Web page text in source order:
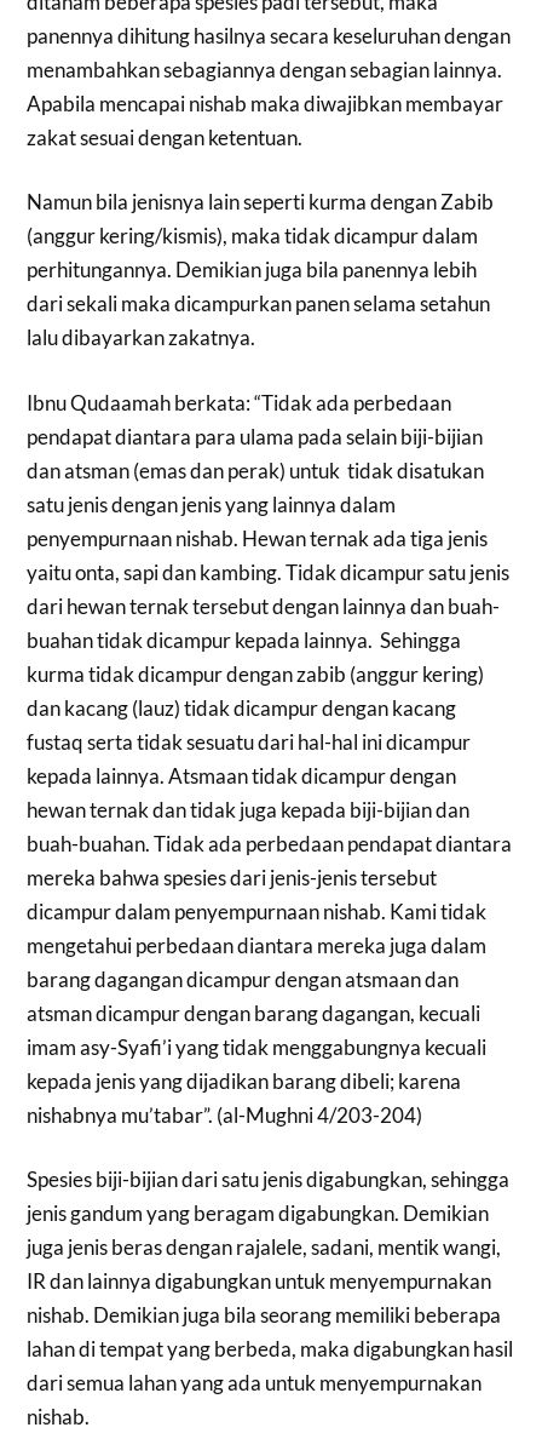
panennya dihitung hasilnya secara keseluruhan dengan
menambahkan sebagiannya dengan sebagian lainnya.
Apabila mencapai nishab maka diwajibkan membayar
zakat sesuai dengan ketentuan.
Namun bila jenisnya lain seperti kurma dengan Zabib
(anggur kering/kismis), maka tidak dicampur dalam
perhitungannya. Demikian juga bila panennya lebih
dari sekali maka dicampurkan panen selama setahun
lalu dibayarkan zakatnya.
Ibnu Qudaamah berkata: “Tidak ada perbedaan
pendapat diantara para ulama pada selain biji-bijian
dan atsman (emas dan perak) untuk tidak disatukan
satu jenis dengan jenis yang lainnya dalam
penyempurnaan nishab. Hewan ternak ada tiga jenis
yaitu onta, sapi dan kambing. Tidak dicampur satu jenis
dari hewan ternak tersebut dengan lainnya dan buah-
buahan tidak dicampur kepada lainnya. Sehingga
kurma tidak dicampur dengan zabib (anggur kering)
dan kacang (lauz) tidak dicampur dengan kacang
fustaq serta tidak sesuatu dari hal-hal ini dicampur
kepada lainnya. Atsmaan tidak dicampur dengan
hewan ternak dan tidak juga kepada biji-bijian dan
buah-buahan. Tidak ada perbedaan pendapat diantara
mereka bahwa spesies dari jenis-jenis tersebut
dicampur dalam penyempurnaan nishab. Kami tidak
mengetahui perbedaan diantara mereka juga dalam
barang dagangan dicampur dengan atsmaan dan
atsman dicampur dengan barang dagangan, kecuali
imam asy-Syafi’i yang tidak menggabungnya kecuali
kepada jenis yang dijadikan barang dibeli; karena
nishabnya mu’tabar”. (al-Mughni 4/203-204)
Spesies biji-bijian dari satu jenis digabungkan, sehingga
jenis gandum yang beragam digabungkan. Demikian
juga jenis beras dengan rajalele, sadani, mentik wangi,
IR dan lainnya digabungkan untuk menyempurnakan
nishab. Demikian juga bila seorang memiliki beberapa
lahan di tempat yang berbeda, maka digabungkan hasil
dari semua lahan yang ada untuk menyempurnakan
nishab.